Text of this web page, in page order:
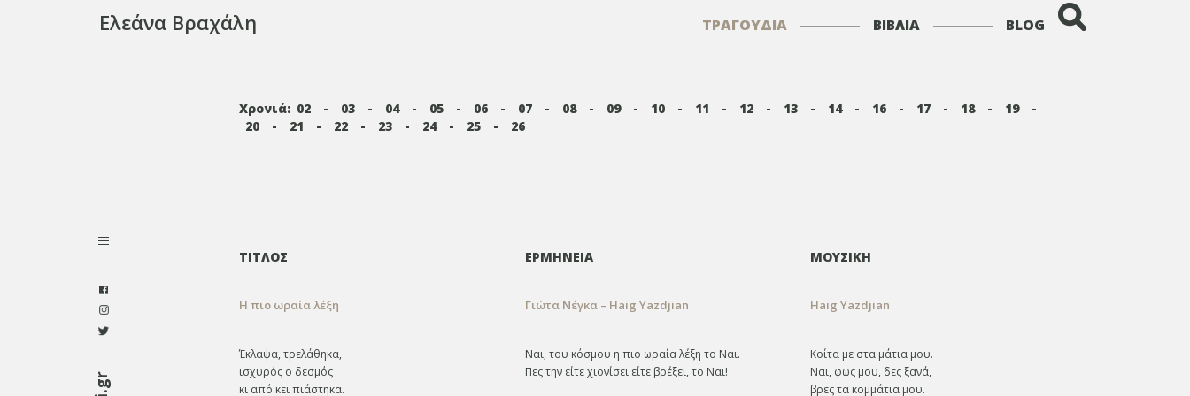
Ελεάνα Βραχάλη ΤΡΑΓΟΥΔΙΑ ΒΙΒΛΙΑ BLOG
Χρονιά: 02 - 03 - 04 - 05 - 06 - 07 - 08 - 09 - 10 - 11 - 12 - 13 - 14 - 16 - 17 - 18 - 19
-
20
- 21 - 22 - 23 - 24 - 25 - 26
ΤΙΤΛΟΣ ΕΡΜΗΝΕΙΑ ΜΟΥΣΙΚΗ
Η πιο ωραία λέξη Γιώτα Νέγκα – Haig Yazdjian Haig Yazdjian
Έκλαψα, τρελάθηκα,
ισχυρός ο δεσμός
κι από κει πιάστηκα.
Ναι, του κόσμου η πιο ωραία λέξη το Ναι.
Πες την είτε χιονίσει είτε βρέξει, το Ναι!
Κοίτα με στα μάτια μου.
Ναι, φως μου, δες ξανά,
βρες τα κομμάτια μου.